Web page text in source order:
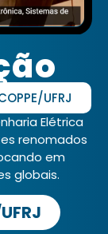
UFRJ
Elétrica
renomados
em
globais.